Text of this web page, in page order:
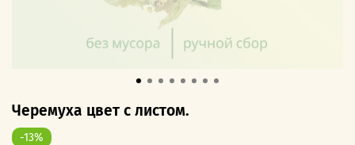
Черемуха цвет с листом.
-13%